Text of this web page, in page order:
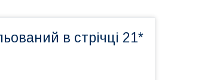
в стрічці 21*